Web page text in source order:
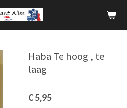
Haba Te hoog , te
laag
€ 5,95